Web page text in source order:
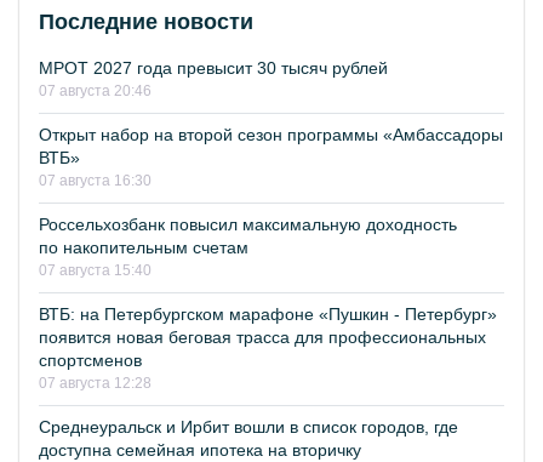
Последние новости
МРОТ 2027 года превысит 30 тысяч рублей
07 августа 20:46
Открыт набор на второй сезон программы «Амбассадоры
ВТБ»
07 августа 16:30
Россельхозбанк повысил максимальную доходность
по накопительным счетам
07 августа 15:40
ВТБ: на Петербургском марафоне «Пушкин - Петербург»
появится новая беговая трасса для профессиональных
спортсменов
07 августа 12:28
Среднеуральск и Ирбит вошли в список городов, где
доступна семейная ипотека на вторичку